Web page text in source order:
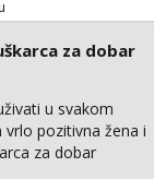
za dobar
u svakom
vrlo pozitivna žena i
za dobar